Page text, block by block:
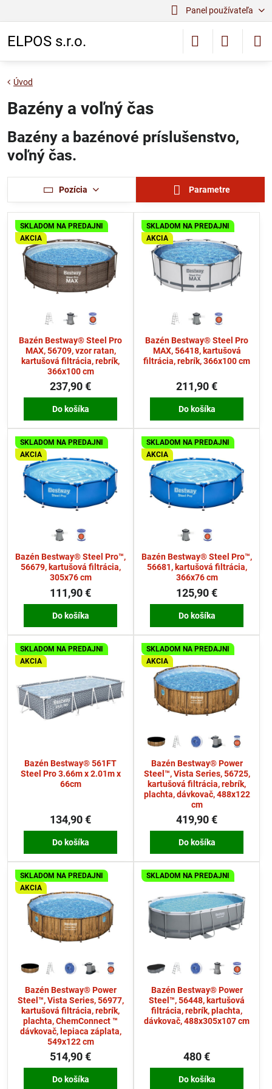
Panel používateľa
ELPOS s.r.o.
Úvod
Bazény a voľný čas
Bazény a bazénové príslušenstvo,
voľný čas.
Pozícia Parametre
SKLADOM NA PREDAJNI
AKCIA
Bazén Bestway® Steel Pro
MAX, 56709, vzor ratan,
kartušová filtrácia, rebrík,
366x100 cm
237,90 €
Do košíka
SKLADOM NA PREDAJNI
AKCIA
Bazén Bestway® Steel Pro
MAX, 56418, kartušová
filtrácia, rebrík, 366x100 cm
211,90 €
Do košíka
SKLADOM NA PREDAJNI
AKCIA
Bazén Bestway® Steel Pro™,
56679, kartušová filtrácia,
305x76 cm
111,90 €
Do košíka
SKLADOM NA PREDAJNI
AKCIA
Bazén Bestway® Steel Pro™,
56681, kartušová filtrácia,
366x76 cm
125,90 €
Do košíka
SKLADOM NA PREDAJNI
AKCIA
Bazén Bestway® 561FT
Steel Pro 3.66m x 2.01m x
66cm
134,90 €
Do košíka
SKLADOM NA PREDAJNI
AKCIA
Bazén Bestway® Power
Steel™, Vista Series, 56725,
kartušová filtrácia, rebrík,
plachta, dávkovač, 488x122
cm
419,90 €
Do košíka
SKLADOM NA PREDAJNI
AKCIA
Bazén Bestway® Power
Steel™, Vista Series, 56977,
kartušová filtrácia, rebrík,
plachta, ChemConnect ™
dávkovač, lepiaca záplata,
549x122 cm
514,90 €
Do košíka
SKLADOM NA PREDAJNI
Bazén Bestway® Power
Steel™, 56448, kartušová
filtrácia, rebrík, plachta,
dávkovač, 488x305x107 cm
480 €
Do košíka